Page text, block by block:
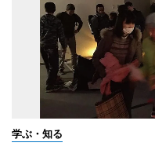
学ぶ・知る